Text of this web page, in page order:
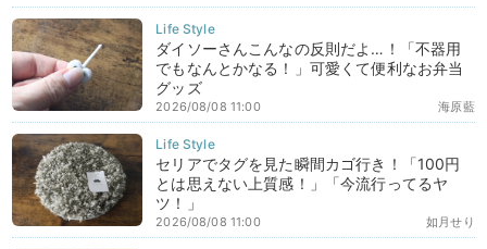
ダイソーさんこんなの反則だよ…！「不器用
でもなんとかなる！」可愛くて便利なお弁当
グッズ
海原藍
2026/08/08 11:00
セリアでタグを見た瞬間カゴ行き！「100円
とは思えない上質感！」「今流行ってるヤ
ツ！」
如月せり
2026/08/08 11:00